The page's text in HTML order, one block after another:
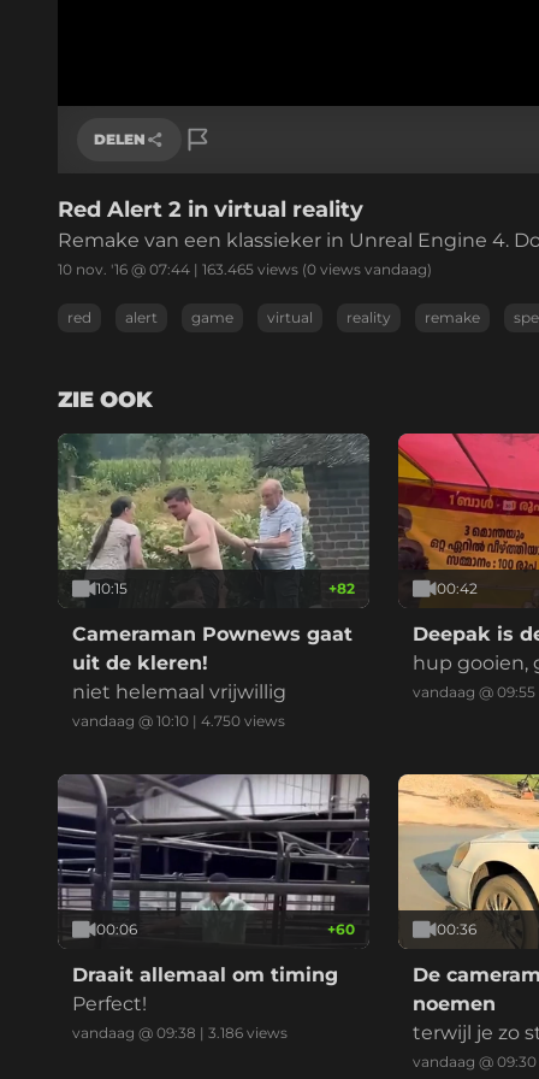
DELEN
Link kopiëren
Red Alert 2 in virtual reality
Remake van een klassieker in Unreal Engine 4.
10 nov. '16 @ 07:44 | 163.465 views (0 views vandaag)
red alert game virtual reality remake
ZIE OOK
10:15 +82
Cameraman Pownews gaat
uit de kleren!
niet helemaal vrijwillig
vandaag @ 10:10 | 4.750 views
00:42
Deepak is
hup gooien,
vandaag @ 09:55
00:06 +60
Draait allemaal om timing
Perfect!
vandaag @ 09:38 | 3.186 views
00:36
De
noemen
terwijl je zo
d...
vandaag @ 09:30